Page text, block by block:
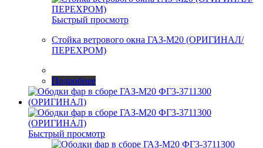
Быстрый просмотр
Стойка ветрового окна ГАЗ-М20 (ОРИГИНАЛ/
ПЕРЕХРОМ)
Подробнее
Быстрый просмотр